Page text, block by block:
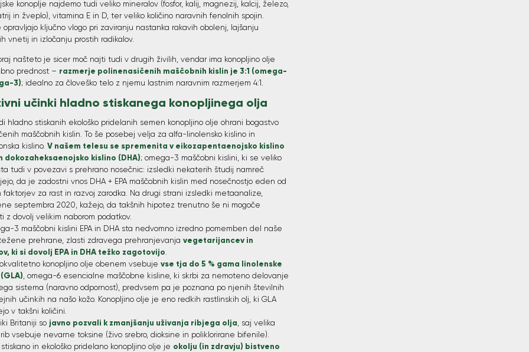
konoplje najdemo tudi veliko mineralov (fosfor, kalij, magnezij, kalcij, železo,
in žveplo), vitamina E in D, ter veliko količino naravnih fenolnih spojin.
opravljajo ključno vlogo pri zaviranju nastanka rakavih obolenj, lajšanju
vnetij in izločanju prostih radikalov.
našteto je sicer moč najti tudi v drugih živilih, vendar ima konopljino olje
prednost – razmerje polinenasičenih maščobnih kislin je 3:1 (omega-
3); idealno za človeško telo z njemu lastnim naravnim razmerjem 4:1.
učinki hladno stiskanega konopljinega olja
hladno stiskanih ekološko pridelanih semen konopljino olje ohrani bogastvo
maščobnih kislin. To še posebej velja za alfa-linolensko kislino in
kislino.V našem telesu se spremenita v eikozapentaenojsko kislino
dokozaheksaenojsko kislino (DHA); omega-3 maščobni kislini, ki se veliko
tudi v povezavi s prehrano nosečnic: izsledki nekaterih študij namreč
da je zadostni vnos DHA + EPA maščobnih kislin med nosečnostjo eden od
faktorjev za rast in razvoj zarodka. Na drugi strani izsledki metaanalize,
septembra 2020, kažejo, da takšnih hipotez trenutno še ni mogoče
z dovolj velikim naborom podatkov.
3 maščobni kislini EPA in DHA sta nedvomno izredno pomemben del naše
prehrane, zlasti zdravega prehranjevanjavegetarijancev in
ki si dovolj EPA in DHA težko zagotovijo
konopljino olje obenem vsebujevse tja do 5 % gama linolenske
, omega-6 esencialne maščobne kisline, ki skrbi za nemoteno delovanje
sistema (naravno odpornost), predvsem pa je poznana po njenih številnih
učinkih na našo kožo. Konopljino olje je eno redkih rastlinskih olj, ki GLA
v takšni količini.
Britaniji so javno pozvali k zmanjšanju uživanja ribjega olja , saj velika
vsebuje nevarne toksine (živo srebro, dioksine in poliklorirane bifenile).
in ekološko pridelano konopljino olje je okolju (in zdravju) bistveno